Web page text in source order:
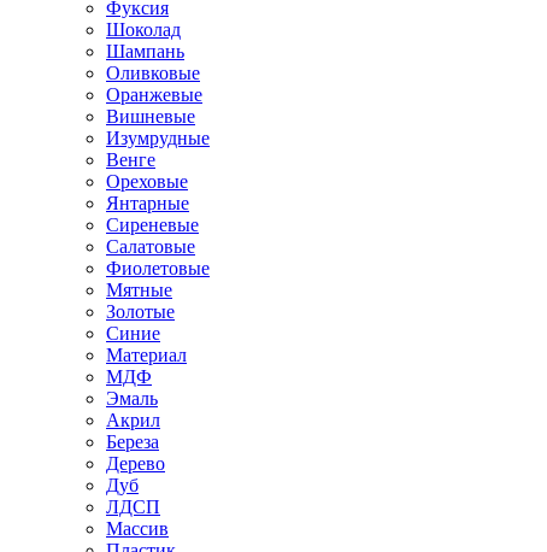
Фуксия
Шоколад
Шампань
Оливковые
Оранжевые
Вишневые
Изумрудные
Венге
Ореховые
Янтарные
Сиреневые
Салатовые
Фиолетовые
Мятные
Золотые
Синие
Материал
МДФ
Эмаль
Акрил
Береза
Дерево
Дуб
ЛДСП
Массив